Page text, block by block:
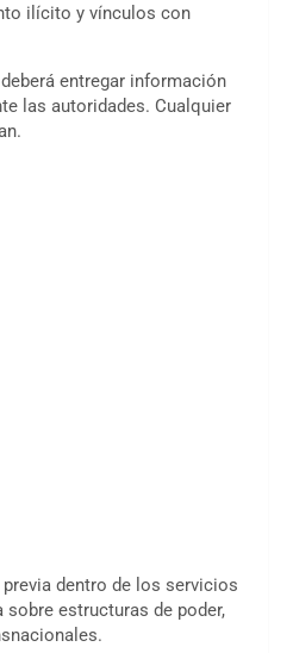
ilícito y vínculos con
entregar información
las autoridades. Cualquier
dentro de los servicios
estructuras de poder,